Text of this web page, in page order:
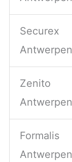
Securex
Antwerpen
Zenito
Antwerpen
Formalis
Antwerpen